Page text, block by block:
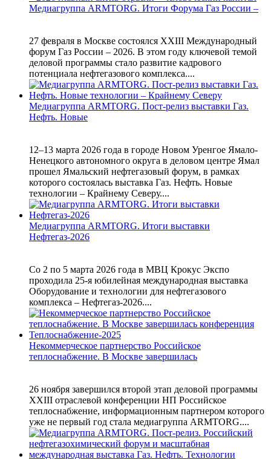
Медиагруппа ARMTORG. Итоги Форума Газ России –
27 февраля в Москве состоялся XXIII Международный
форум Газ России – 2026. В этом году ключевой темой
деловой программы стало развитие кадрового
потенциала нефтегазового комплекса....
Медиагруппа ARMTORG. Пост-релиз выставки Газ.
Нефть. Новые
12–13 марта 2026 года в городе Новом Уренгое Ямало-
Ненецкого автономного округа в деловом центре Ямал
прошел Ямальский нефтегазовый форум, в рамках
которого состоялась выставка Газ. Нефть. Новые
технологии – Крайнему Северу....
Медиагруппа ARMTORG. Итоги выставки
Нефтегаз-2026
Со 2 по 5 марта 2026 года в МВЦ Крокус Экспо
проходила 25-я юбилейная международная выставка
Оборудование и технологии для нефтегазового
комплекса – Нефтегаз-2026....
Некоммерческое партнерство Российское
теплоснабжение. В Москве завершилась
26 ноября завершился второй этап деловой программы
XXIII отраслевой конференции НП Российское
теплоснабжение, информационным партнером которого
уже не первый год стала медиагруппа ARMTORG....